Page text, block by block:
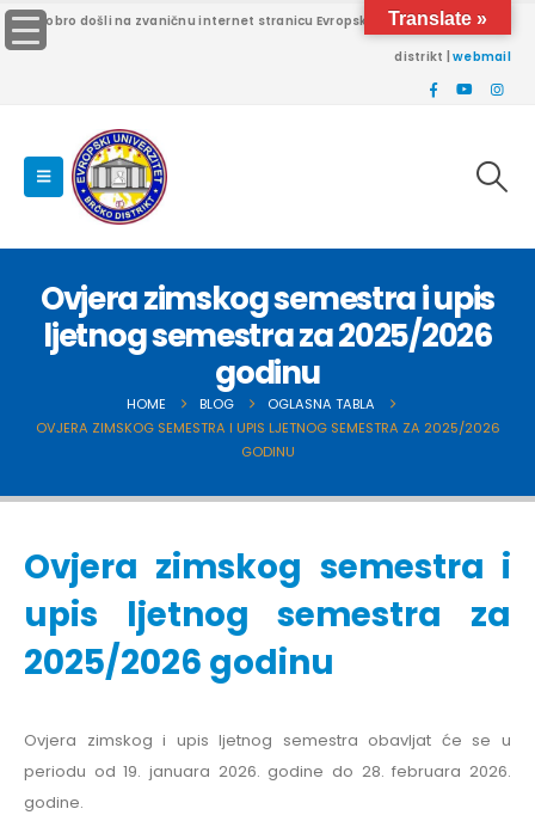
Dobro došli na zvaničnu internet stranicu Evropskog univerziteta Brčko
distrikt |webmail
Ovjera zimskog semestra i upis
ljetnog semestra za 2025/2026
godinu
HOME BLOG
OGLASNA TABLA
OVJERA ZIMSKOG SEMESTRA I UPIS LJETNOG SEMESTRA ZA 2025/2026
GODINU
Ovjera zimskog semestra i
upis ljetnog semestra za
2025/2026 godinu
Ovjera zimskog i upis ljetnog semestra obavljat će se u
periodu od 19. januara 2026. godine do 28. februara 2026.
godine.
Translate »